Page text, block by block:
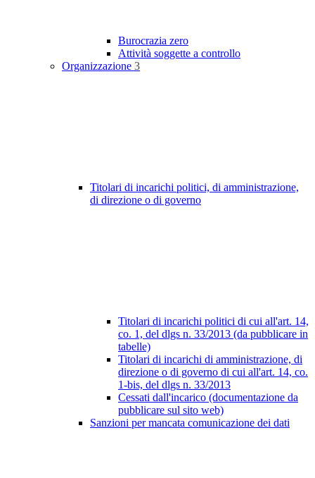
Burocrazia zero
Attività soggette a controllo
Organizzazione 3
Titolari di incarichi politici, di amministrazione,
di direzione o di governo
Titolari di incarichi politici di cui all'art. 14,
co. 1, del dlgs n. 33/2013 (da pubblicare in
tabelle)
Titolari di incarichi di amministrazione, di
direzione o di governo di cui all'art. 14, co.
1-bis, del dlgs n. 33/2013
Cessati dall'incarico (documentazione da
pubblicare sul sito web)
Sanzioni per mancata comunicazione dei dati